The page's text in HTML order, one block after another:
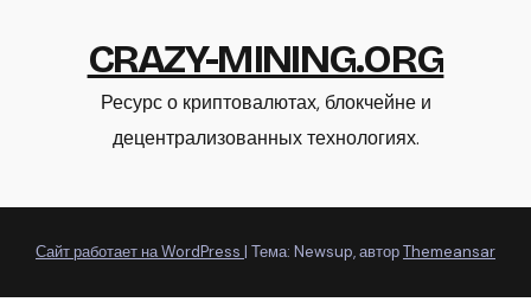
CRAZY-MINING.ORG
Ресурс о криптовалютах, блокчейне и
децентрализованных технологиях.
Сайт работает на WordPress | Тема: Newsup, авторThemeansar